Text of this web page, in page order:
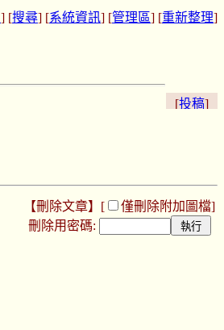
] [搜尋] [系統資訊] [管理區] [重新整理]
[投稿]
【刪除文章】[ 僅刪除附加圖檔]
刪除用密碼: